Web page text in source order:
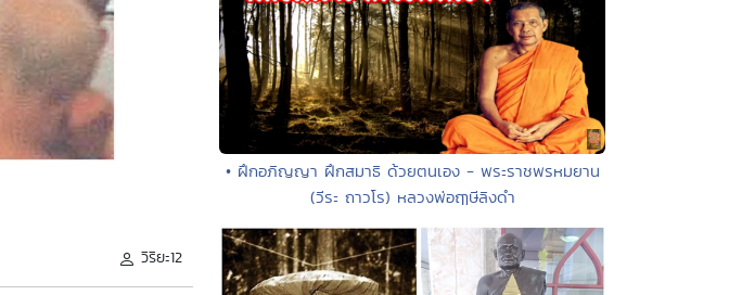
วิริยะ12
• ฝึกอภิญญา ฝึกสมาธิ ด้วยตนเอง - พระราชพรหมยาน
(วีระ ถาวโร) หลวงพ่อฤๅษีลิงดำ